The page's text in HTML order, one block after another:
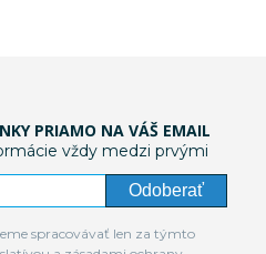
PRIAMO NA VÁŠ EMAIL
vždy medzi prvými
Odoberať
spracovávať len za týmto